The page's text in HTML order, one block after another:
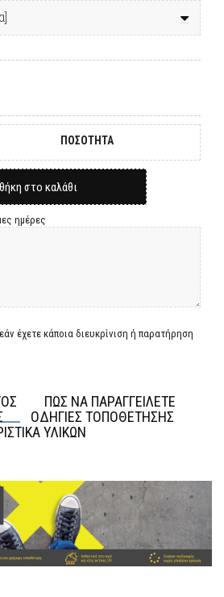
ΠΟΣΟΤΗΤΑ
στο καλάθι
ημέρες
έχετε κάποια διευκρίνιση ή παρατήρηση
ΠΩΣ ΝΑ ΠΑΡΑΓΓΕΙΛΕΤΕ
ΟΔΗΓΙΕΣ ΤΟΠΟΘΕΤΗΣΗΣ
ΥΛΙΚΩΝ